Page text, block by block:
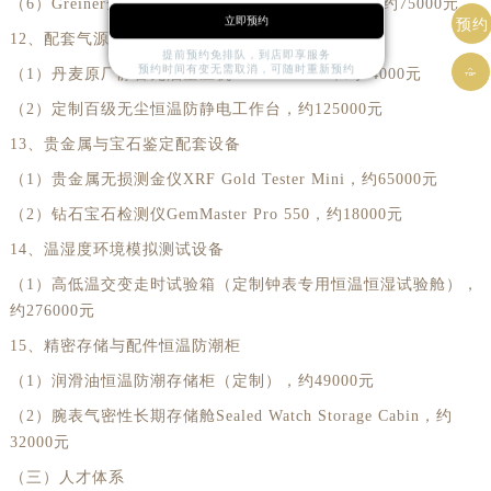
（6）Greiner全自动装针机Greiner Hand Fitter X，约75000元
12、配套气源与车间辅助核心设备
（1）丹麦原厂静音无油空压机JUN-AIR 6-4，约14000元
（2）定制百级无尘恒温防静电工作台，约125000元
13、贵金属与宝石鉴定配套设备
（1）贵金属无损测金仪XRF Gold Tester Mini，约65000元
（2）钻石宝石检测仪GemMaster Pro 550，约18000元
14、温湿度环境模拟测试设备
（1）高低温交变走时试验箱（定制钟表专用恒温恒湿试验舱），
约276000元
15、精密存储与配件恒温防潮柜
（1）润滑油恒温防潮存储柜（定制），约49000元
（2）腕表气密性长期存储舱Sealed Watch Storage Cabin，约
32000元
（三）人才体系
预约

立即预约
提前预约免排队，到店即享服务
预约时间有变无需取消，可随时重新预约